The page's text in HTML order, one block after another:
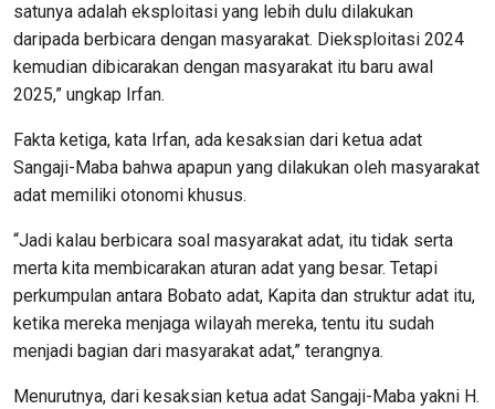
satunya adalah eksploitasi yang lebih dulu dilakukan
daripada berbicara dengan masyarakat. Dieksploitasi 2024
kemudian dibicarakan dengan masyarakat itu baru awal
2025,” ungkap Irfan.
Fakta ketiga, kata Irfan, ada kesaksian dari ketua adat
Sangaji-Maba bahwa apapun yang dilakukan oleh masyarakat
adat memiliki otonomi khusus.
“Jadi kalau berbicara soal masyarakat adat, itu tidak serta
merta kita membicarakan aturan adat yang besar. Tetapi
perkumpulan antara Bobato adat, Kapita dan struktur adat itu,
ketika mereka menjaga wilayah mereka, tentu itu sudah
menjadi bagian dari masyarakat adat,” terangnya.
Menurutnya, dari kesaksian ketua adat Sangaji-Maba yakni H.